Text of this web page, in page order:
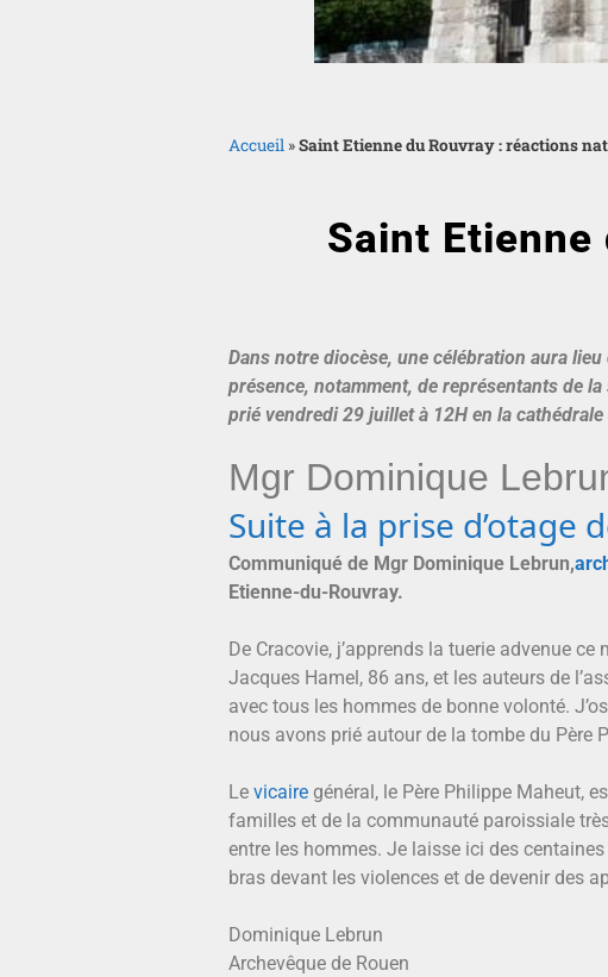
Accueil »Saint Etienne du Rouvray : réactions
Saint
Dans notre diocèse, une célébration aura
présence, notamment, de représentants de
prié vendredi 29 juillet à 12H en la
Mgr Dominique
Suite à la prise d’otage
Communiqué de Mgr Dominique Lebrun,
Etienne-du-Rouvray.
De Cracovie, j’apprends la tuerie advenue
Jacques Hamel, 86 ans, et les auteurs de
avec tous les hommes de bonne volonté.
nous avons prié autour de la tombe du Père
Le vicaire général, le Père Philippe Maheut,
familles et de la communauté paroissiale
entre les hommes. Je laisse ici des
bras devant les violences et de devenir des
Dominique Lebrun
Archevêque de Rouen